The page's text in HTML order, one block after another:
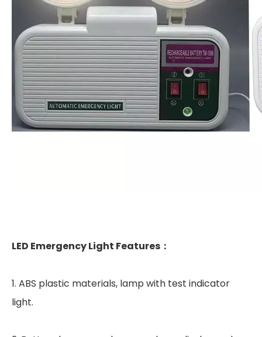
LED Emergency Light Features：
1. ABS plastic materials, lamp with test indicator
light.